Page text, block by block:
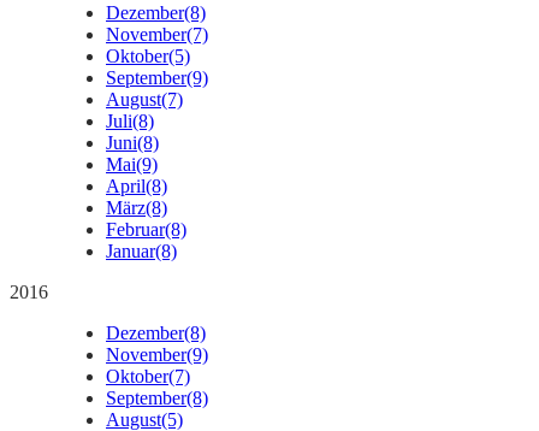
Dezember(8)
November(7)
Oktober(5)
September(9)
August(7)
Juli(8)
Juni(8)
Mai(9)
April(8)
März(8)
Februar(8)
Januar(8)
2016
Dezember(8)
November(9)
Oktober(7)
September(8)
August(5)